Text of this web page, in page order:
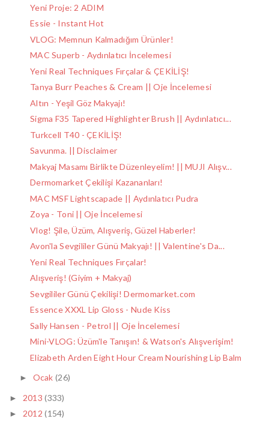
Yeni Proje: 2 ADIM
Essie - Instant Hot
VLOG: Memnun Kalmadığım Ürünler!
MAC Superb - Aydınlatıcı İncelemesi
Yeni Real Techniques Fırçalar & ÇEKİLİŞ!
Tanya Burr Peaches & Cream || Oje İncelemesi
Altın - Yeşil Göz Makyajı!
Sigma F35 Tapered Highlighter Brush || Aydınlatıcı...
Turkcell T40 - ÇEKİLİŞ!
Savunma. || Disclaimer
Makyaj Masamı Birlikte Düzenleyelim! || MUJI Alışv...
Dermomarket Çekilişi Kazananları!
MAC MSF Lightscapade || Aydınlatıcı Pudra
Zoya - Toni || Oje İncelemesi
Vlog! Şile, Üzüm, Alışveriş, Güzel Haberler!
Avon'la Sevgililer Günü Makyajı! || Valentine's Da...
Yeni Real Techniques Fırçalar!
Alışveriş! (Giyim + Makyaj)
Sevgililer Günü Çekilişi! Dermomarket.com
Essence XXXL Lip Gloss - Nude Kiss
Sally Hansen - Petrol || Oje İncelemesi
Mini-VLOG: Üzüm'le Tanışın! & Watson's Alışverişim!
Elizabeth Arden Eight Hour Cream Nourishing Lip Balm
► Ocak(26)
► 2013(333)
► 2012(154)